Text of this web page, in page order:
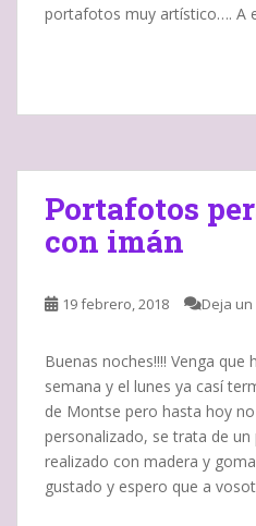
portafotos muy artístico…. A
Portafotos
con imán
19 febrero, 2018 Deja
Buenas noches!!!! Venga
semana y el lunes ya casí
de Montse pero hasta hoy
personalizado, se trata de
realizado con madera y
gustado y espero que a